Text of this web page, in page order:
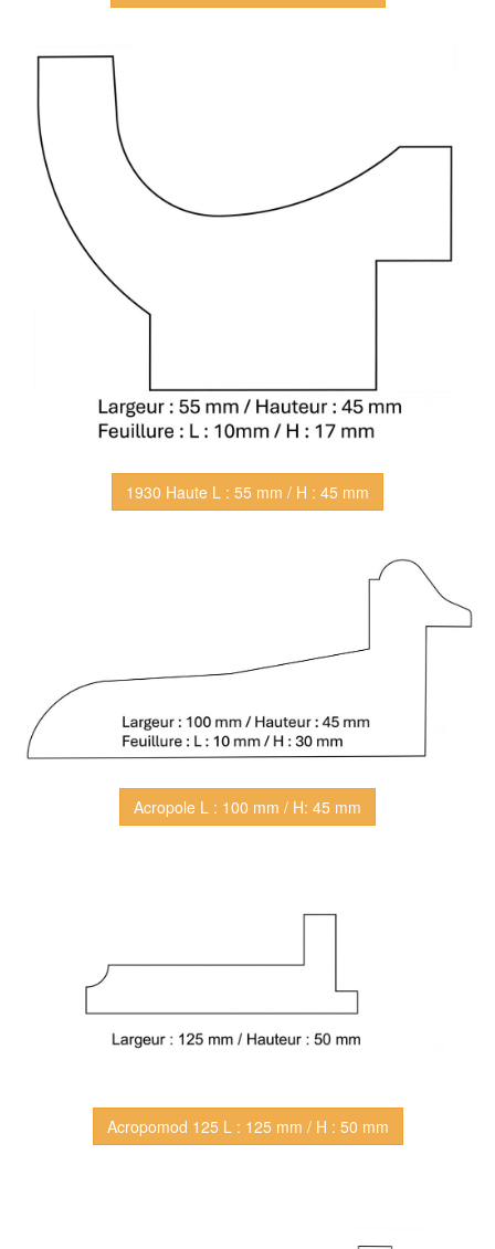
1930 Haute L : 55 mm / H : 45 mm
Acropole L : 100 mm / H: 45 mm
Acropomod 125 L : 125 mm / H : 50 mm